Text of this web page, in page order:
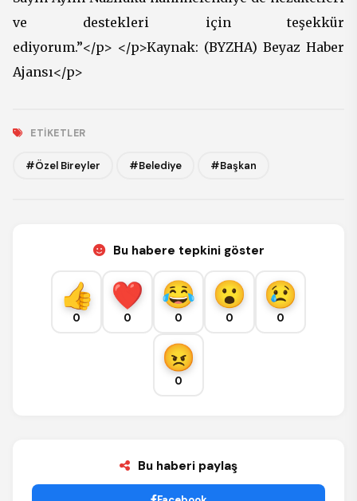
ve destekleri için teşekkür
ediyorum.”</p> </p>Kaynak: (BYZHA) Beyaz Haber
Ajansı</p>
ETIKETLER
#Özel Bireyler #Belediye #Başkan
Bu habere tepkini göster
0 0 0 0 0
0
Bu haberi paylaş